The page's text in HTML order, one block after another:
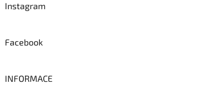
Instagram
Facebook
INFORMACE